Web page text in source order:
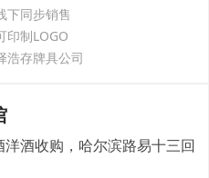
下同步销售
印制LOGO
浩存牌具公司
酒收购，哈尔滨路易十三回